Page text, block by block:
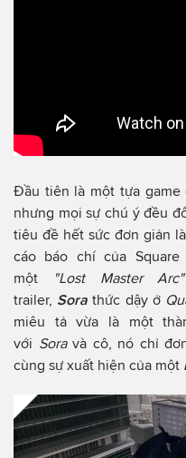
Đầu tiên là một tựa game
nhưng mọi sự chú ý đều
tiêu đề hết sức đơn giản là
cáo báo chí của
một
"Lost Master
trailer, Sora thức dậy ở
miêu tả vừa là một
với Soravà cô, nó chỉ
cùng sự xuất hiện của một